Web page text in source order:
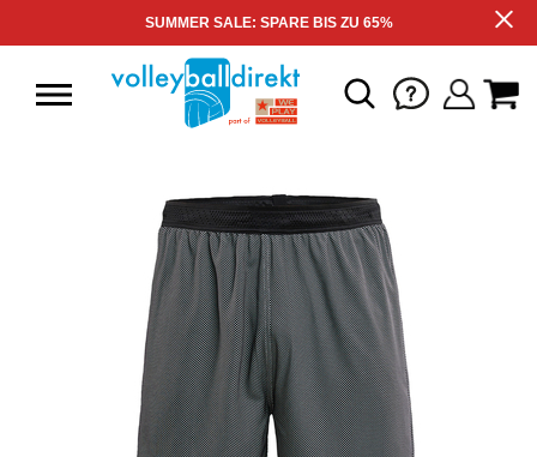
SUMMER SALE: SPARE BIS ZU 65%